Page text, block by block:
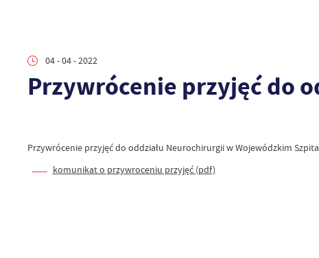
04 - 04 - 2022
Przywrócenie przyjęć do
Przywrócenie przyjęć do oddziału Neurochirurgii w Wojewódzkim
komunikat o przywroceniu przyjęć (pdf)